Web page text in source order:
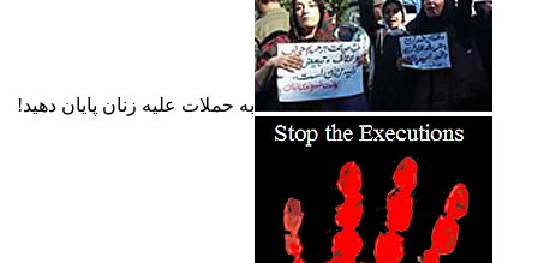
به حملات عليه زنان پايان دهيد!